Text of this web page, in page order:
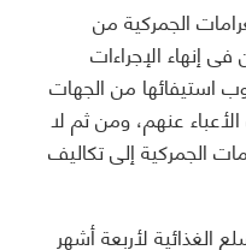
الجمركية من
إنهاء الإجراءات
استيفائها من الجهات
عنهم، ومن ثم لا
الجمركية إلى تكاليف
الغذائية لأربعة أشهر